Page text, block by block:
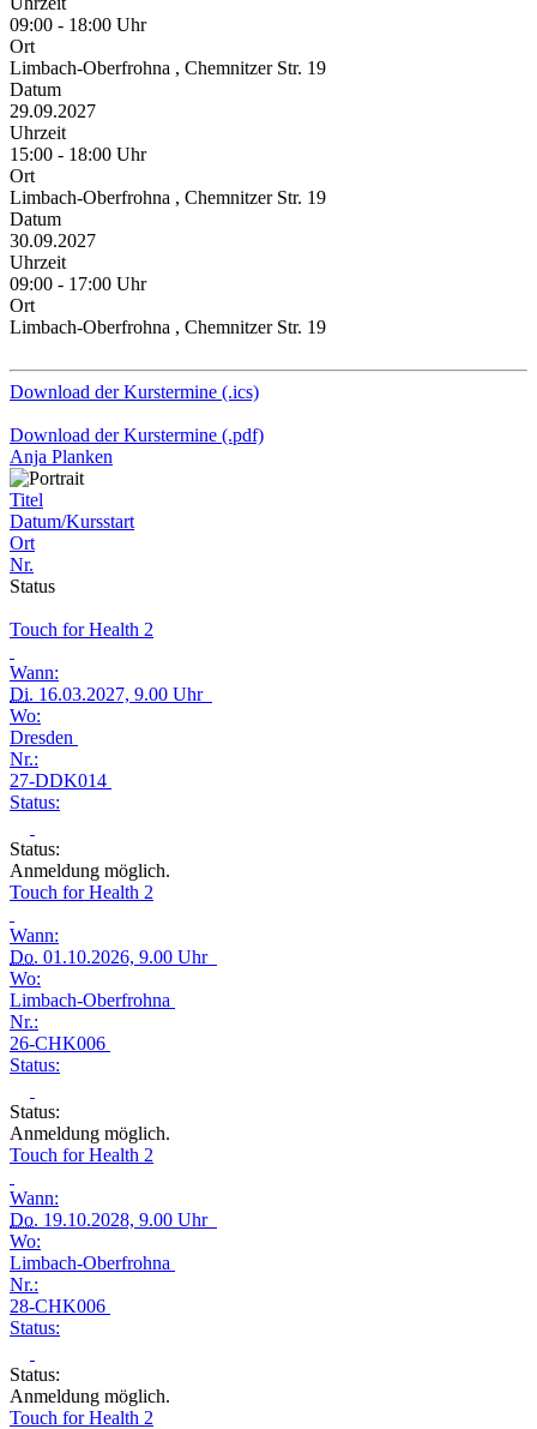
09:00 - 18:00 Uhr
Ort
Limbach-Oberfrohna , Chemnitzer Str. 19
Datum
29.09.2027
Uhrzeit
15:00 - 18:00 Uhr
Ort
Limbach-Oberfrohna , Chemnitzer Str. 19
Datum
30.09.2027
Uhrzeit
09:00 - 17:00 Uhr
Ort
Limbach-Oberfrohna , Chemnitzer Str. 19
Download der Kurstermine (.ics)
Download der Kurstermine (.pdf)
Anja Planken
Titel
Datum/Kursstart
Ort
Nr.
Status
Touch for Health 2
Wann:
Di. 16.03.2027, 9.00 Uhr
Wo:
Dresden
Nr.:
27-DDK014
Status:
Status:
Anmeldung möglich.
Touch for Health 2
Wann:
Do. 01.10.2026, 9.00 Uhr
Wo:
Limbach-Oberfrohna
Nr.:
26-CHK006
Status:
Status:
Anmeldung möglich.
Touch for Health 2
Wann:
Do. 19.10.2028, 9.00 Uhr
Wo:
Limbach-Oberfrohna
Nr.:
28-CHK006
Status:
Status:
Anmeldung möglich.
Touch for Health 2